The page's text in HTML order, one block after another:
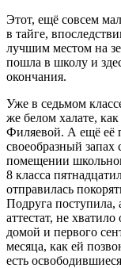
Этот, ещё совсем
в тайге,
лучшим местом на
пошла в школу и
окончания.
Уже в седьмом
же белом халате,
Филяевой. А ещё её
своеобразный
помещении
8 класса
отправилась
Подруга поступила,
аттестат, не
домой и первого
месяца, как ей
есть